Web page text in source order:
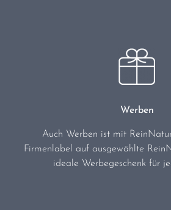
Werben
Auch Werben ist mit
Firmenlabel auf ausgewählte
ideale Werbegeschenk für